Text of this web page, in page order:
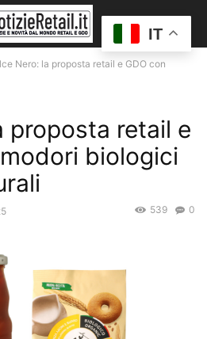
Nero: la proposta retail e GDO con
proposta retail e
biologici
0
539
IT